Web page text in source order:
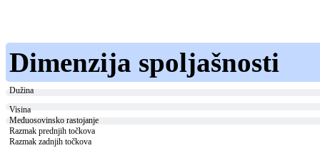
Dimenzija spoljašnosti
Dužina
Visina
Međuosovinsko rastojanje
Razmak prednjih točkova
Razmak zadnjih točkova